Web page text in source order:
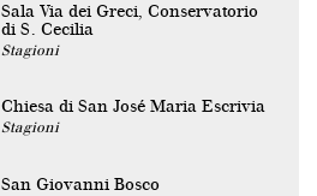
Sala Via dei Greci, Conservatorio
di S. Cecilia
Stagioni
Chiesa di San José Maria Escrivia
Stagioni
San Giovanni Bosco